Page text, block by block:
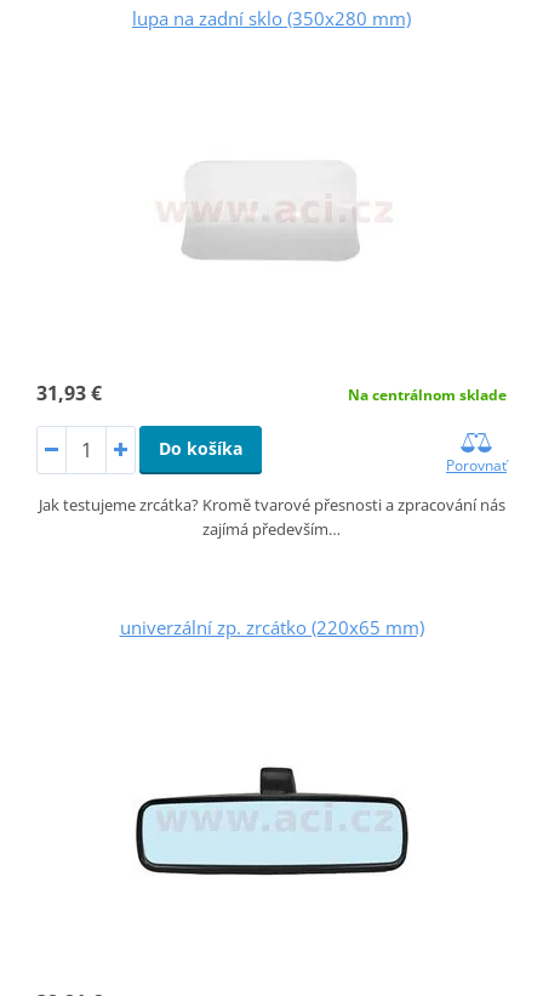
lupa na zadní sklo (350x280 mm)
31,93 € Na centrálnom sklade
Do košíka
Porovnať
Jak testujeme zrcátka? Kromě tvarové přesnosti a zpracování nás
zajímá především…
univerzální zp. zrcátko (220x65 mm)